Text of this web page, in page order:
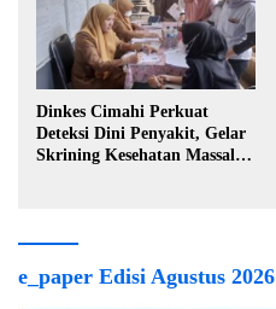
Dinkes Cimahi Perkuat
Deteksi Dini Penyakit, Gelar
Skrining Kesehatan Massal di
e_paper Edisi Agustus 2026